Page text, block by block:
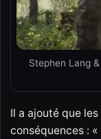
Stephen Lang
Il a ajouté que
conséquences : «